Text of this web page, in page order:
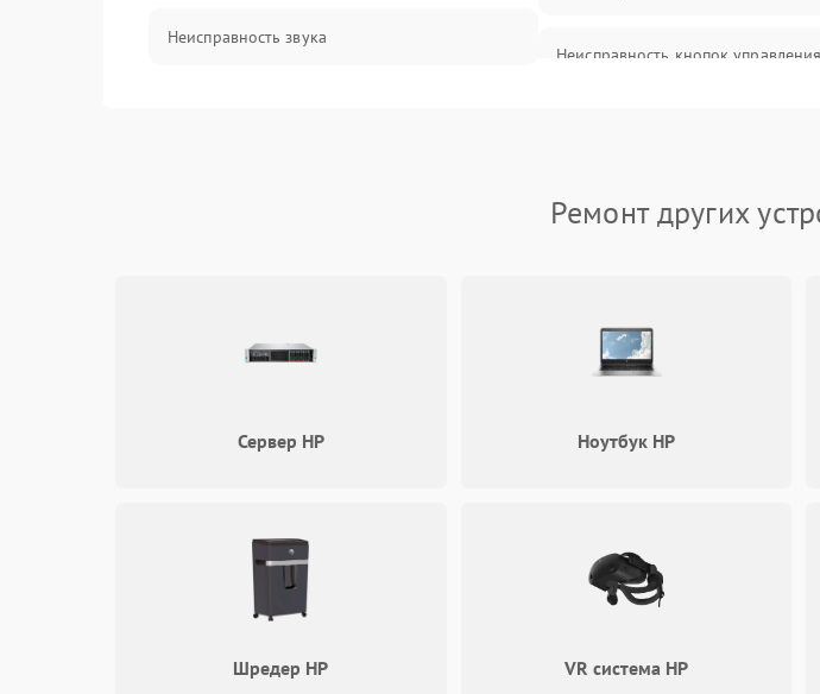
Неисправность звука
Неисправность кнопок управления
Поломка системы автоматического
отключения
короткого замыкания
Неисправность системы защиты от
Неисправность системы защиты от
Ремонт других
Сервер HP Ноутбук HP
Шредер HP VR система HP